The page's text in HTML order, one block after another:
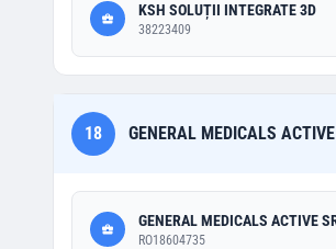
KSH SOLUȚII INTEGRATE 3D
38223409
18 GENERAL MEDICALS
GENERAL MEDICALS ACTIVE
RO18604735